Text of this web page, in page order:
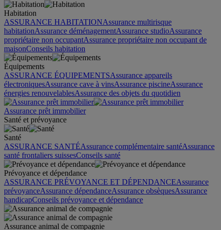
Habitation
ASSURANCE HABITATIONAssurance multirisque
habitationAssurance déménagementAssurance studioAssurance
propriétaire non occupantAssurance propriétaire non occupant de
maisonConseils habitation
Équipements
ASSURANCE ÉQUIPEMENTSAssurance appareils
électroniquesAssurance cave à vinsAssurance piscineAssurance
énergies renouvelablesAssurance des objets du quotidien
Assurance prêt immobilier
Santé et prévoyance
Santé
ASSURANCE SANTÉAssurance complémentaire santéAssurance
santé frontaliers suissesConseils santé
Prévoyance et dépendance
ASSURANCE PRÉVOYANCE ET DÉPENDANCEAssurance
prévoyanceAssurance dépendanceAssurance obsèquesAssurance
handicapConseils prévoyance et dépendance
Assurance animal de compagnie